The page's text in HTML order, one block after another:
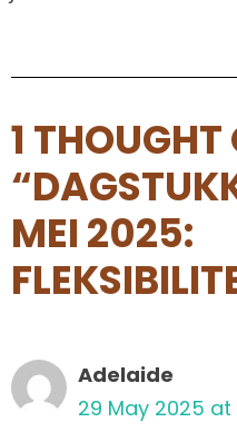
1 THOUGHT
MEI 2025:
Adelaide
29 May 2025 at